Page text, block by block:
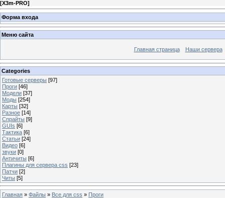
[X3m-PRO]
Форма входа
Меню сайта
Главная страница Наши сервера
Categories
Готовые серверы [97]
Проги [46]
Модели [37]
Моды [254]
Карты [32]
Разное [14]
Спрайты [9]
GUIs [6]
Тактика [6]
Статьи [24]
Видео [6]
звуки [0]
Античиты [6]
Плагины для сервера css [23]
Патчи [2]
Читы [5]
Главная » Файлы » Все для css » Проги